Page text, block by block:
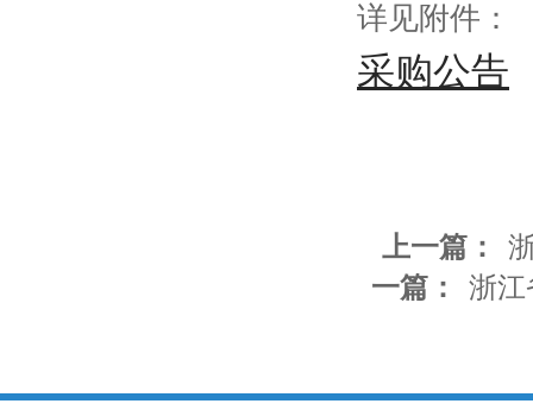
详见附件：
采购公告
上一篇：
一篇：
浙江